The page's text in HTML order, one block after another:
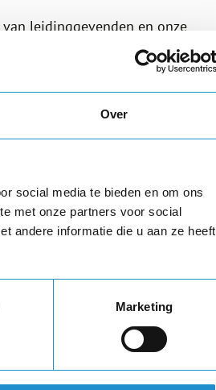
Over
social media te bieden en om ons
met onze partners voor social
andere informatie die u aan ze heeft
Marketing
leidinggevenden en onze
alle onzekerheden: ik had
baan zou vinden.
Verder ben ik, door
je op je pad ziet en volg je